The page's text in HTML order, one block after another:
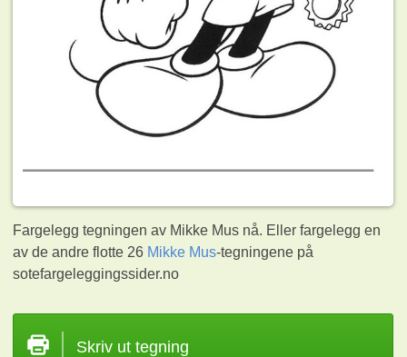
Fargelegg tegningen av Mikke Mus nå. Eller fargelegg en
av de andre flotte 26 Mikke Mus-tegningene på
sotefargeleggingssider.no
Skriv ut tegning